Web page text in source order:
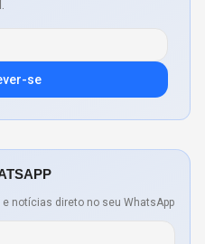
se
notícias direto no seu WhatsApp